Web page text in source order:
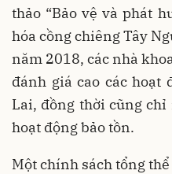
thảo “Bảo vệ và phát
hóa cồng chiêng Tây
năm 2018, các nhà
đánh giá cao các hoạt
Lai, đồng thời cũng chỉ
hoạt động bảo tồn.
Một chính sách tổng